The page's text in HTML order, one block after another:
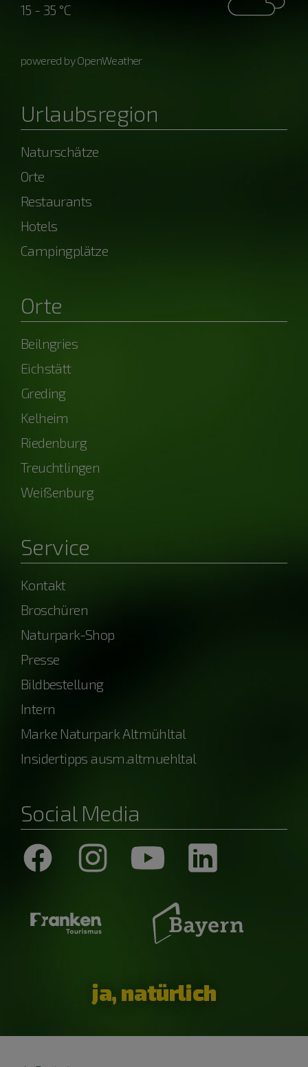
15 - 35 °C
powered by OpenWeather
Urlaubsregion
Naturschätze
Orte
Restaurants
Hotels
Campingplätze
Orte
Beilngries
Eichstätt
Greding
Kelheim
Riedenburg
Treuchtlingen
Weißenburg
Service
Kontakt
Broschüren
Naturpark-Shop
Presse
Bildbestellung
Intern
Marke Naturpark Altmühltal
Insidertipps ausm.altmuehltal
Social Media
ja, natürlich